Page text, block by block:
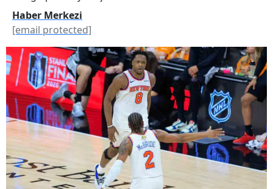
Haber Merkezi
[email protected]